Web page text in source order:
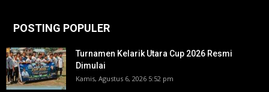
POSTING POPULER
Turnamen Kelarik Utara Cup 2026 Resmi
Dimulai
Kamis, Agustus 6, 2026 5:52 pm